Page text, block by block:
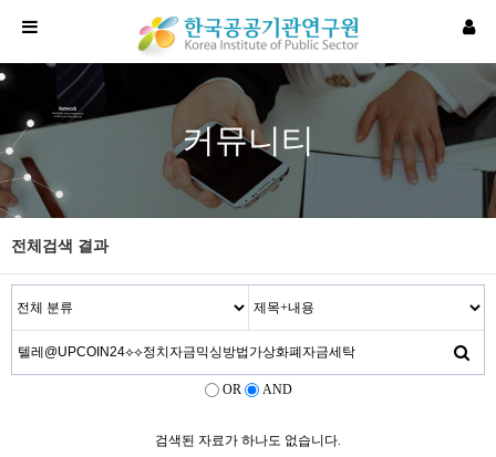
커뮤니티
전체검색 결과
OR AND
검색된 자료가 하나도 없습니다.